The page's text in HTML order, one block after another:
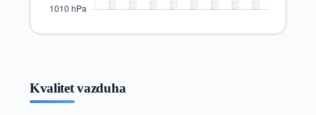
Kvalitet vazduha